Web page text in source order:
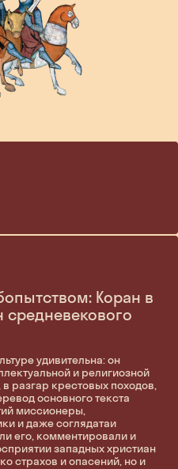
Коран в
средневекового
удивительна: он
и религиозной
разгар крестовых походов,
основного текста
миссионеры,
и даже соглядатаи
его, комментировали и
западных христиан
страхов и опасений, но и